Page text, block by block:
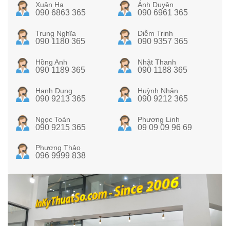
Xuân Hạ
090 6863 365
Ánh Duyên
090 6961 365
Trung Nghĩa
090 1180 365
Diễm Trinh
090 9357 365
Hồng Anh
090 1189 365
Nhật Thanh
090 1188 365
Hạnh Dung
090 9213 365
Huỳnh Nhân
090 9212 365
Ngọc Toàn
090 9215 365
Phương Linh
09 09 09 96 69
Phương Thảo
096 9999 838